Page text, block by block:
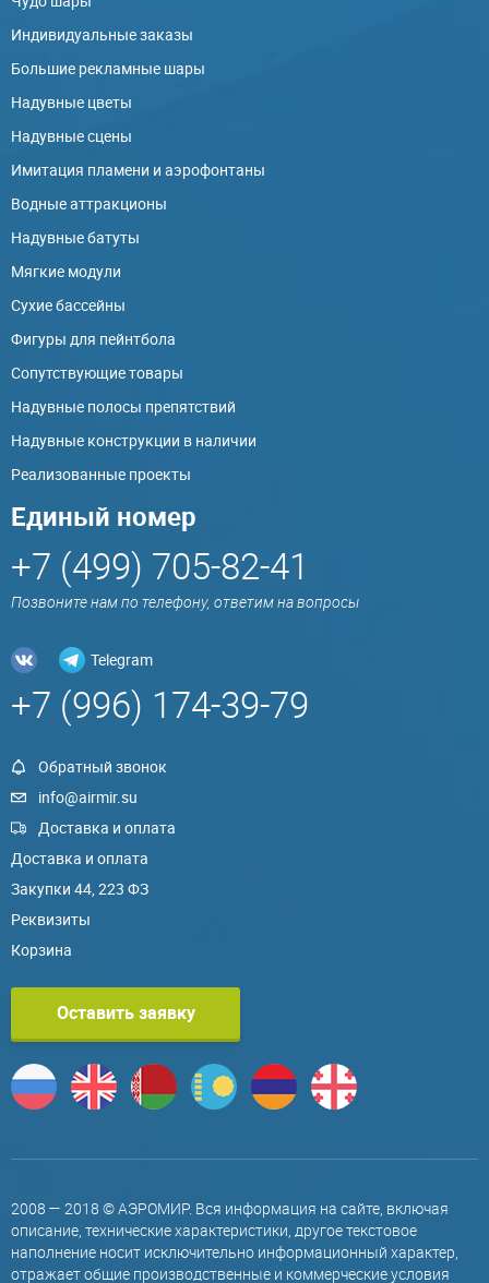
Индивидуальные заказы
Большие рекламные шары
Надувные цветы
Надувные сцены
Имитация пламени и аэрофонтаны
Водные аттракционы
Надувные батуты
Мягкие модули
Сухие бассейны
Фигуры для пейнтбола
Сопутствующие товары
Надувные полосы препятствий
Надувные конструкции в наличии
Реализованные проекты
Единый номер
+7 (499) 705-82-41
Позвоните нам по телефону, ответим на вопросы
Telegram
+7 (996) 174-39-79
Обратный звонок
info@airmir.su
Доставка и оплата
Доставка и оплата
Закупки 44, 223 ФЗ
Реквизиты
Корзина
Оставить заявку
2008 — 2018 © АЭРОМИР. Вся информация на сайте, включая
описание, технические характеристики, другое текстовое
наполнение носит исключительно информационный характер,
отражает общие производственные и коммерческие условия